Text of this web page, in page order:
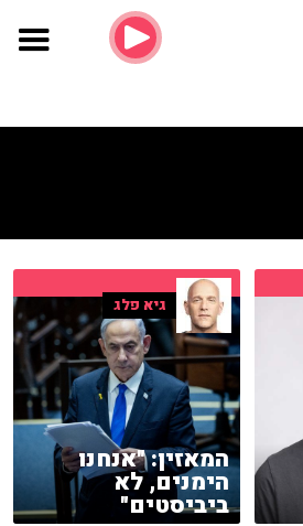
גיא פלג
המאזין: "אנחנו
הימנים, לא
ביביסטים"